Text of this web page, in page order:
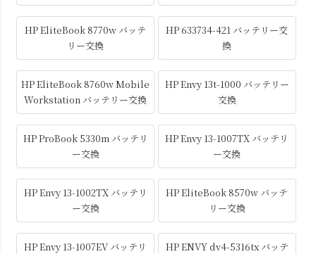
HP EliteBook 8770w バッテ
リー交換
HP 633734-421 バッテリー交
換
HP EliteBook 8760w Mobile
Workstation バッテリー交換
HP Envy 13t-1000 バッテリー
交換
HP ProBook 5330m バッテリ
ー交換
HP Envy 13-1007TX バッテリ
ー交換
HP Envy 13-1002TX バッテリ
ー交換
HP EliteBook 8570w バッテ
リー交換
HP Envy 13-1007EV バッテリ
HP ENVY dv4-5316tx バッテ